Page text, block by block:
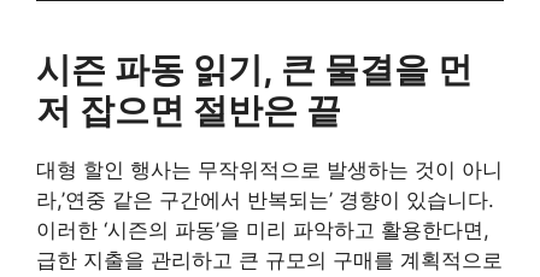
시즌 파동 읽기, 큰 물결을 먼
저 잡으면 절반은 끝
대형 할인 행사는 무작위적으로 발생하는 것이 아니
라,’연중 같은 구간에서 반복되는’ 경향이 있습니다.
이러한 ‘시즌의 파동’을 미리 파악하고 활용한다면,
급한 지출을 관리하고 큰 규모의 구매를 계획적으로